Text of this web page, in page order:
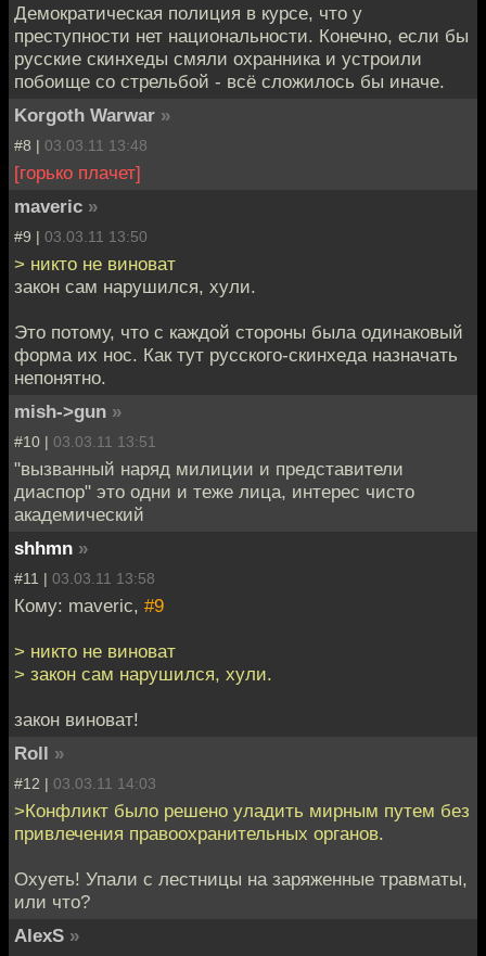
Демократическая полиция в курсе, что у
преступности нет национальности. Конечно, если бы
русские скинхеды смяли охранника и устроили
побоище со стрельбой - всё сложилось бы иначе.
Korgoth Warwar »
#8 | 03.03.11 13:48
[горько плачет]
maveric »
#9 | 03.03.11 13:50
> никто не виноват
закон сам нарушился, хули.
Это потому, что с каждой стороны была одинаковый
форма их нос. Как тут русского-скинхеда назначать
непонятно.
mish->gun »
#10 | 03.03.11 13:51
"вызванный наряд милиции и представители
диаспор" это одни и теже лица, интерес чисто
академический
shhmn »
#11 | 03.03.11 13:58
Кому: maveric, #9
> никто не виноват
> закон сам нарушился, хули.
закон виноват!
Roll »
#12 | 03.03.11 14:03
>Конфликт было решено уладить мирным путем без
привлечения правоохранительных органов.
Охуеть! Упали с лестницы на заряженные травматы,
или что?
AlexS »